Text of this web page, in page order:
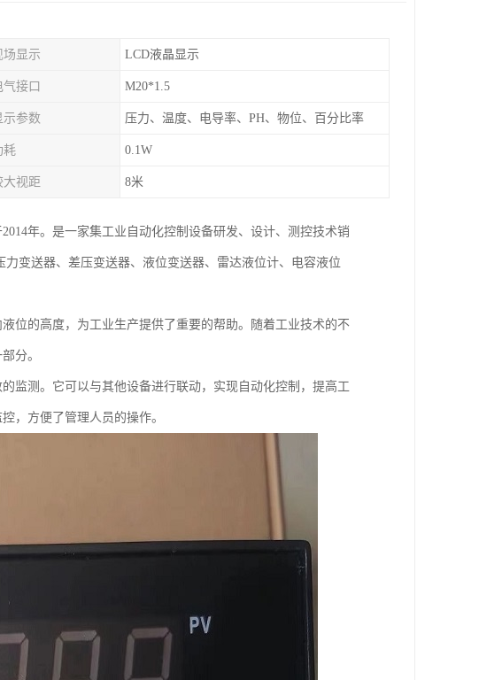
场显示 LCD液晶显示
气接口 M20*1.5
示参数 压力、温度、电导率、PH、物位、百分比率
耗 0.1W
大视距 8米
年。是一家集工业自动化控制设备研发、设计、测控技术销
变送器、差压变送器、液位变送器、雷达液位计、电容液位
位的高度，为工业生产提供了重要的帮助。随着工业技术的不
分。
监测。它可以与其他设备进行联动，实现自动化控制，提高工
，方便了管理人员的操作。